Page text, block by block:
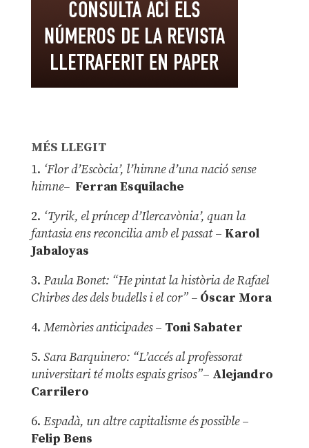
MÉS LLEGIT
1. ‘Flor d’Escòcia’, l’himne d’una nació sense
himne– Ferran Esquilache
2. ‘Tyrik, el príncep d’Ilercavònia’, quan la
fantasia ens reconcilia amb el passat– Karol
Jabaloyas
3. Paula Bonet: “He pintat la història de Rafael
Chirbes des dels budells i el cor” –Óscar Mora
4. Memòries anticipades– Toni Sabater
5. Sara Barquinero: “L’accés al professorat
universitari té molts espais grisos”– Alejandro
Carrilero
6. Espadà, un altre capitalisme és possible –
Felip Bens